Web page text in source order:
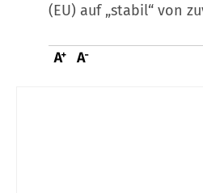
(EU) auf „stabil“ von